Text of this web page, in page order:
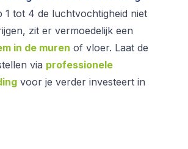
1 tot 4 de luchtvochtigheid niet
zit er vermoedelijk een
in de muren of vloer. Laat de
via professionele
voor je verder investeert in